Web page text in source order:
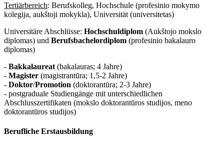
Tertiärbereich: Berufskolleg, Hochschule (profesinio mokymo
kolegija, aukštoji mokykla), Universität (universitetas)
Universitäre Abschlüsse: Hochschuldiplom (Aukštojo mokslo
diplomas) und Berufsbachelordiplom (profesinio bakalauro
diplomas)
- Bakkalaureat (bakalauras; 4 Jahre)
- Magister (magistrantūra; 1,5-2 Jahre)
- Doktor/Promotion (doktorantūra; 2-3 Jahre)
- postgraduale Studiengänge mit unterschiedlichen
Abschlusszertifikaten (mokslo doktorantūros studijos, meno
doktorantūros studijos)
Berufliche Erstausbildung